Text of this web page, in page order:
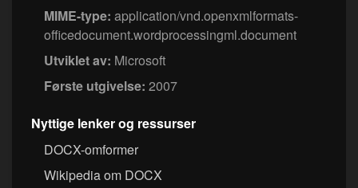
MIME-type: application/vnd.openxmlformats-
officedocument.wordprocessingml.document
Utviklet av: Microsoft
Første utgivelse: 2007
Nyttige lenker og ressurser
DOCX-omformer
Wikipedia om DOCX